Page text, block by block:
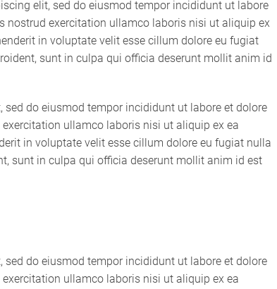
elit, sed do eiusmod tempor incididunt ut labore
nostrud exercitation ullamco laboris nisi ut aliquip ex
in voluptate velit esse cillum dolore eu fugiat
sunt in culpa qui officia deserunt mollit anim id
do eiusmod tempor incididunt ut labore et dolore
ullamco laboris nisi ut aliquip ex ea
in voluptate velit esse cillum dolore eu fugiat nulla
sunt in culpa qui officia deserunt mollit anim id est
do eiusmod tempor incididunt ut labore et dolore
ullamco laboris nisi ut aliquip ex ea